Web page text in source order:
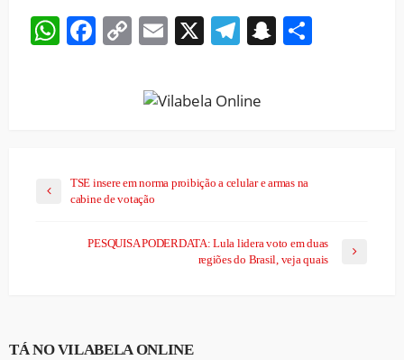
WhatsApp
Facebook
CopyEmail
X Telegram
Snapchat
TSE insere em norma proibição a celular e armas na
cabine de votação
PESQUISA PODERDATA: Lula lidera voto em duas
regiões do Brasil, veja quais
TÁ NO VILABELA ONLINE